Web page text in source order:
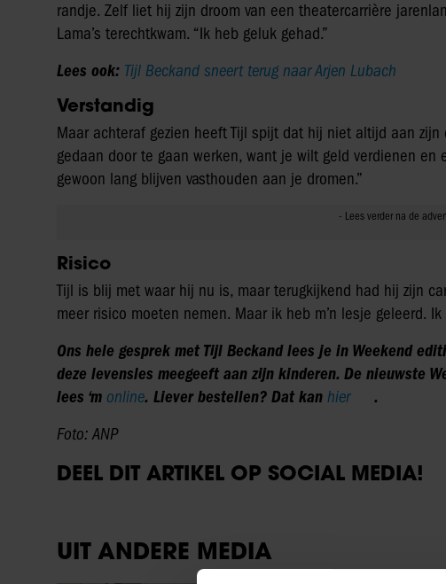
randje. Zelf liet hij zijn droom van een theatercarrière
Lama’s terechtkwam. “Ik heb geluk gehad.”
Lees ook: Tijl Beckand sneert terug naar Arjen Lubach
Verstandig
Maar achteraf gezien heeft Tijl spijt dat hij niet altijd aan zijn
gedaan door te gaan werken, want je wilt geld verdienen
gewoon lang blijven vasthouden aan je dromen.”
Risico
Tijl is blij met waar hij nu is, maar terugkijkend had hij zijn
meer risico moeten nemen. Maar ik heb m’n lesje geleerd.
Ons hele gesprek met Tijl Beckand lees je in Weekend
deze levensles meegeeft aan zijn kinderen. De nieuwste
lees ‘m online. Liever bestellen? Dat kan hier
.
Foto: ANP
DEEL DIT ARTIKEL OP SOCIAL MEDIA!
UIT ANDERE MEDIA